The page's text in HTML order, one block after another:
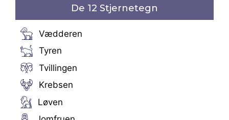
De 12 Stjernetegn
Vædderen
Tyren
Tvillingen
Krebsen
Løven